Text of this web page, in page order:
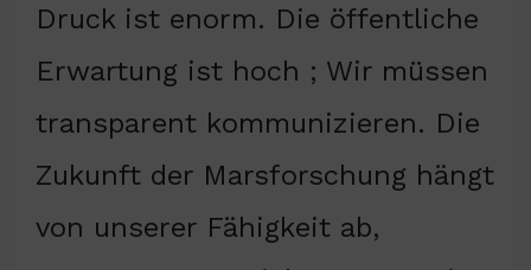
Druck ist enorm. Die öffentliche
Erwartung ist hoch ; Wir müssen
transparent kommunizieren. Die
Zukunft der Marsforschung hängt
von unserer Fähigkeit ab,